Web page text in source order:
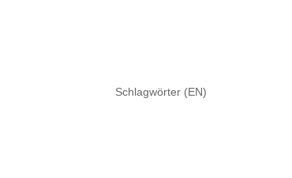
Schlagwörter (EN)